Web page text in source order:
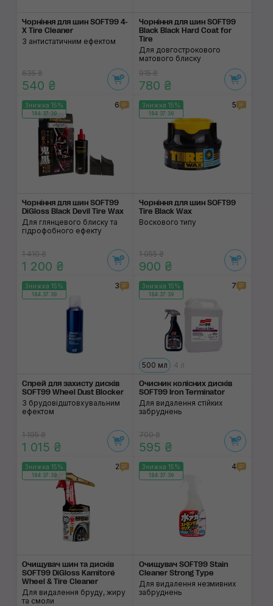
Чорніння для шин SOFT99 4-
X Tire Cleaner
З антистатичним ефектом
635 ₴
540 ₴
Чорніння для шин SOFT99
Black Black Hard Coat for
Tire
Для довгострокового
матового блиску
915 ₴
780 ₴
Знижка 15%
184:37:38
6
Чорніння для шин SOFT99
DiGloss Black Devil Tire Wax
Для глянцевого блиску та
гідрофобного ефекту
1 410 ₴
1 200 ₴
Знижка 15%
184:37:38
5
Чорніння для шин SOFT99
Tire Black Wax
Воскового типу
1 055 ₴
900 ₴
Знижка 15%
184:37:38
3
Спрей для захисту дисків
SOFT99 Wheel Dust Blocker
З брудовідштовхувальним
ефектом
1 195 ₴
1 015 ₴
Знижка 15%
184:37:38
7
500 мл 4 л
Очисник колісних дисків
SOFT99 Iron Terminator
Для видалення стійких
забруднень
700 ₴
595 ₴
Знижка 15%
184:37:38
2
Очищувач шин та дисків
SOFT99 DiGloss Kamitoré
Wheel & Tire Cleaner
Для видалення бруду, жиру
та смоли
Знижка 15%
184:37:38
4
Очищувач SOFT99 Stain
Cleaner Strong Type
Для видалення незмивних
забруднень